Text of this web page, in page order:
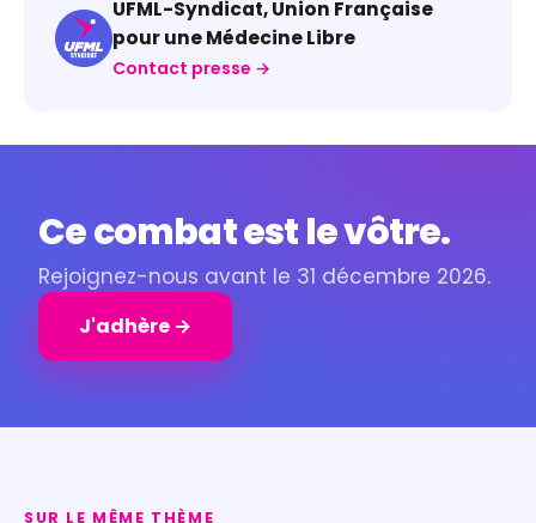
UFML-Syndicat, Union Française
pour une Médecine Libre
Contact presse →
Ce combat est le vôtre.
Rejoignez-nous avant le 31 décembre 2026.
J'adhère →
SUR LE MÊME THÈME